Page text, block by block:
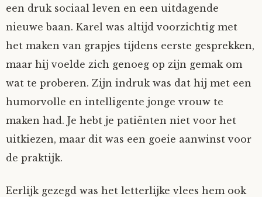
een druk sociaal leven en een uitdagende
nieuwe baan. Karel was altijd voorzichtig met
het maken van grapjes tijdens eerste gesprekken,
maar hij voelde zich genoeg op zijn gemak om
wat te proberen. Zijn indruk was dat hij met een
humorvolle en intelligente jonge vrouw te
maken had. Je hebt je patiënten niet voor het
uitkiezen, maar dit was een goeie aanwinst voor
de praktijk.
Eerlijk gezegd was het letterlijke vlees hem ook